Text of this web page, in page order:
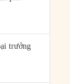
trưởng